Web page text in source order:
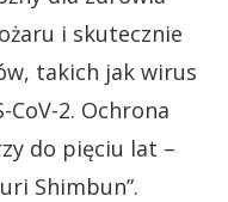
i skutecznie
takich jak wirus
CoV-2. Ochrona
do pięciu lat –
Shimbun”.